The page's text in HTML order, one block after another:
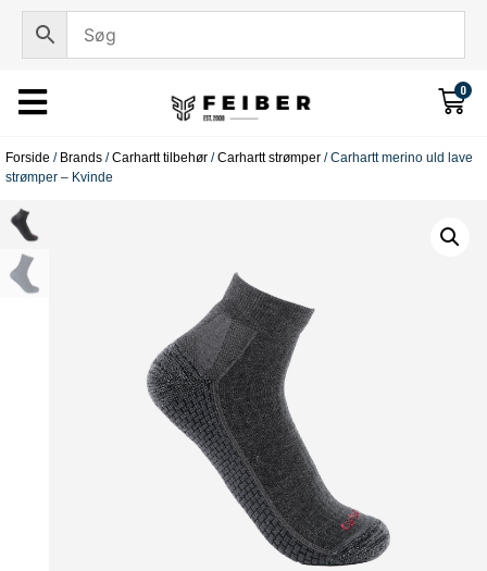
0
Forside / Brands /Carhartt tilbehør /Carhartt strømper / Carhartt merino uld lave
strømper – Kvinde